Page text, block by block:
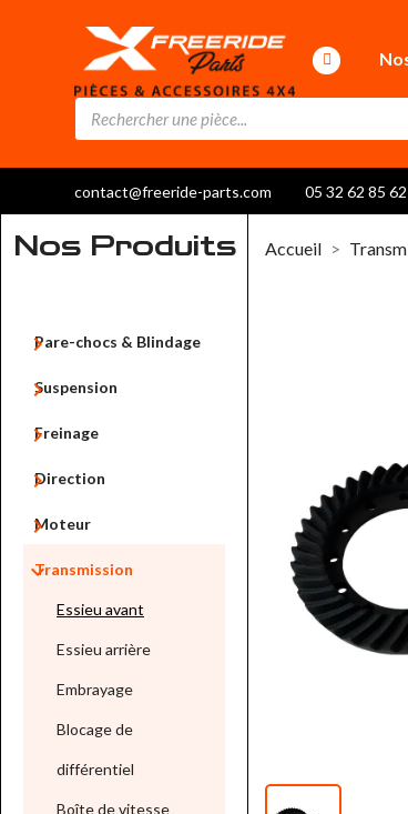
contact@freeride-parts.com 05 32 62 85 62
Accueil
Nos Produits
Pare-chocs & Blindage

Suspension

Freinage

Direction

Moteur

Transmission

Essieu avant
Essieu arrière
Embrayage
Blocage de
différentiel
Boîte de vitesse